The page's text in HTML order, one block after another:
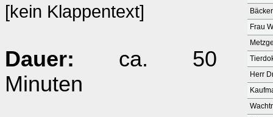
[kein Klappentext]
Dauer: ca. 50
Minuten
Frau
Herr